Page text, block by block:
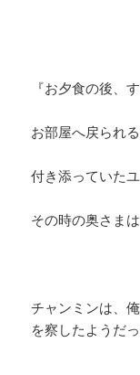
『お夕食の後、
お部屋へ戻られ
付き添っていた
その時の奥さま
チャンミンは、
を察したようだっ